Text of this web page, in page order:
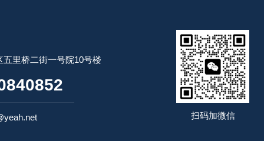
里桥二街一号院10号楼
扫码加微信